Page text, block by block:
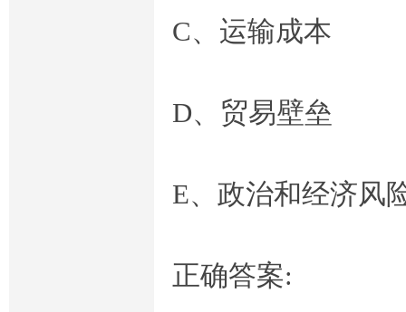
C、运输成本
D、贸易壁垒
E、政治和经济风
正确答案: